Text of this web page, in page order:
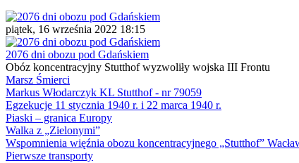
piątek, 16 września 2022 18:15
2076 dni obozu pod Gdańskiem
Obóz koncentracyjny Stutthof wyzwoliły wojska III Frontu
Marsz Śmierci
Markus Włodarczyk KL Stutthof - nr 79059
Egzekucje 11 stycznia 1940 r. i 22 marca 1940 r.
Piaski – granica Europy
Walka z „Zielonymi”
Wspomnienia więźnia obozu koncentracyjnego „Stutthof”
Pierwsze transporty